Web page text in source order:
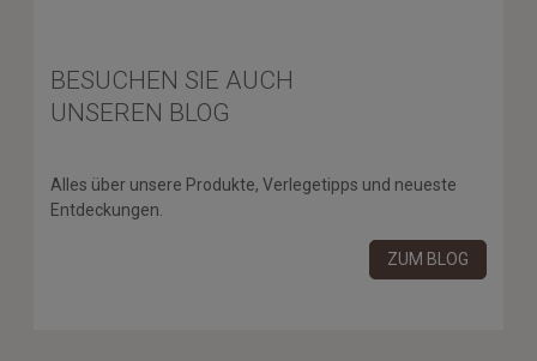
BESUCHEN SIE AUCH
UNSEREN BLOG
Alles über unsere Produkte, Verlegetipps und neueste
Entdeckungen.
ZUM BLOG